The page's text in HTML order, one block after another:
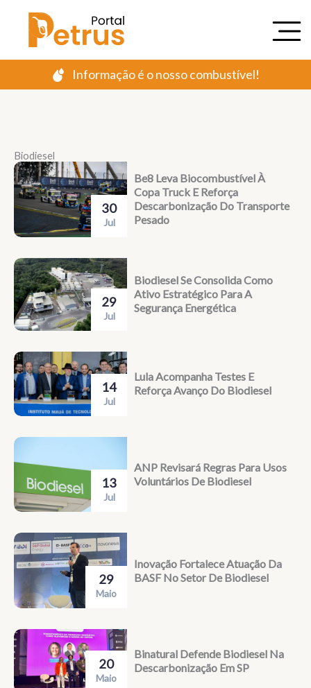
Informação é o nosso combustível!
Biodiesel
30
Jul
Be8 Leva Biocombustível À
Copa Truck E Reforça
Descarbonização Do Transporte
Pesado
29
Jul
Biodiesel Se Consolida Como
Ativo Estratégico Para A
Segurança Energética
14
Jul
Lula Acompanha Testes E
Reforça Avanço Do Biodiesel
13
Jul
ANP Revisará Regras Para Usos
Voluntários De Biodiesel
29
Maio
Inovação Fortalece Atuação Da
BASF No Setor De Biodiesel
20
Maio
Binatural Defende Biodiesel Na
Descarbonização Em SP